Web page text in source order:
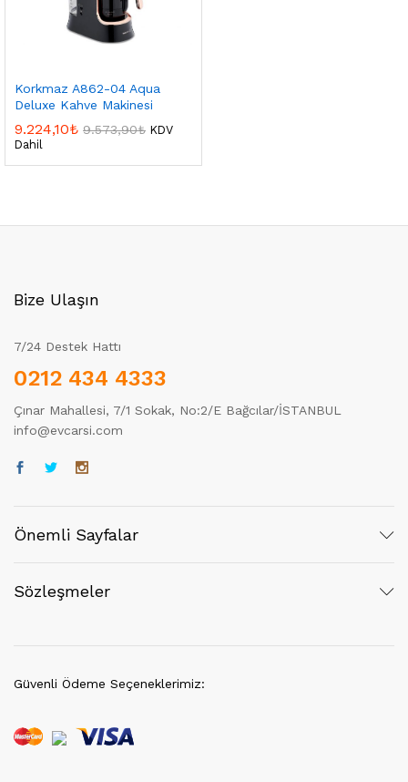
Korkmaz A862-04 Aqua
Deluxe Kahve Makinesi
9.224,10₺ 9.573,90₺ KDV
Dahil
Bize Ulaşın
7/24 Destek Hattı
0212 434 4333
Çınar Mahallesi, 7/1 Sokak, No:2/E Bağcılar/İSTANBUL
info@evcarsi.com
Önemli Sayfalar
Sözleşmeler
Güvenli Ödeme Seçeneklerimiz: